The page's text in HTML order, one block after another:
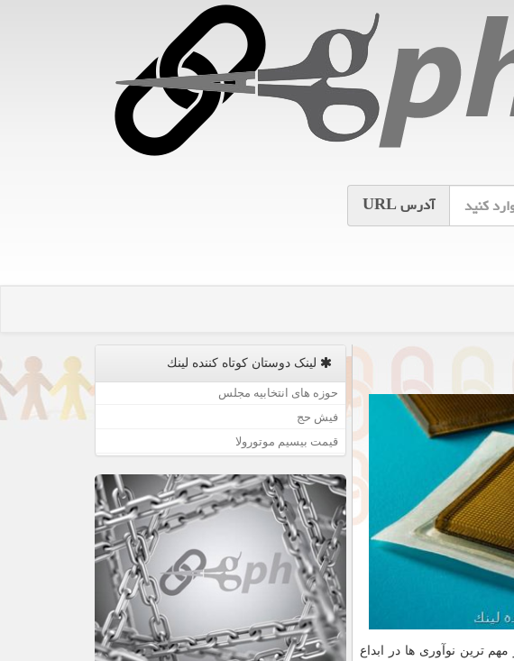
آدرسURL
ترین نوآوری ها در ابداع
لینک دوستان كوتاه كننده لینك
حوزه های انتخابیه مجلس
فیش حج
قیمت بیسیم موتورولا